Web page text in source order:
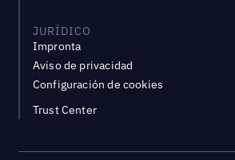
JURÍDICO
Impronta
Aviso de privacidad
Configuración de cookies
Trust Center